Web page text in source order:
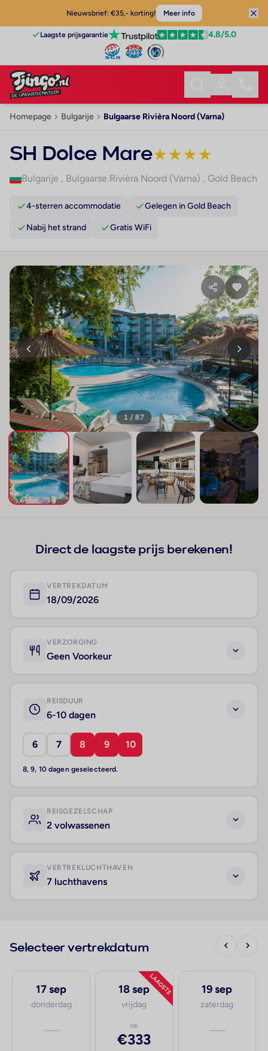
Nieuwsbrief: €35,- korting! Meer info
Laagste prijsgarantie 4.8/5.0
Homepage Bulgarije Bulgaarse Rivièra Noord (Varna)
SH Dolce Mare★★★★
Bulgarije , Bulgaarse Rivièra Noord (Varna) , Gold Beach
4-sterren accommodatie Gelegen in Gold Beach
Nabij het strand Gratis WiFi
1 / 87
Direct de laagste prijs berekenen!
VERTREKDATUM
18/09/2026
VERZORGING
Geen Voorkeur
REISDUUR
6-10 dagen
6 7 8 9 10
8, 9, 10 dagen geselecteerd.
REISGEZELSCHAP
2 volwassenen
VERTREKLUCHTHAVEN
7 luchthavens
Selecteer vertrekdatum
17 sep
donderdag
—
LAAGSTE
18 sep
vrijdag
va.
€333
19 sep
zaterdag
—